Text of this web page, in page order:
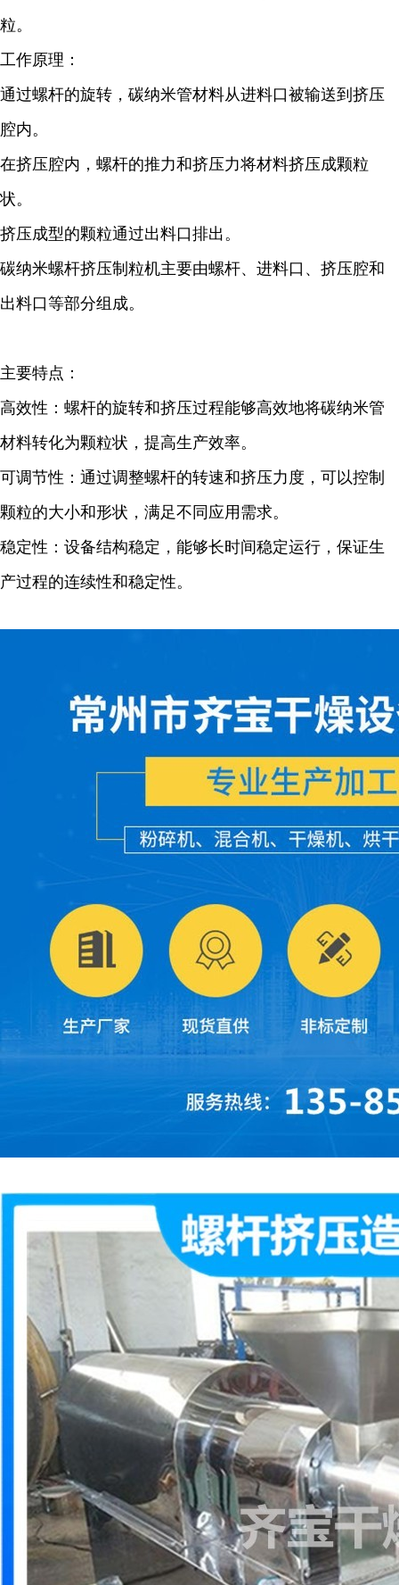
粒。
工作原理：
通过螺杆的旋转，碳纳米管材料从进料口被输送到挤压
腔内。
在挤压腔内，螺杆的推力和挤压力将材料挤压成颗粒
状。
挤压成型的颗粒通过出料口排出。
碳纳米螺杆挤压制粒机主要由螺杆、进料口、挤压腔和
出料口等部分组成。
主要特点：
高效性：螺杆的旋转和挤压过程能够高效地将碳纳米管
材料转化为颗粒状，提高生产效率。
可调节性：通过调整螺杆的转速和挤压力度，可以控制
颗粒的大小和形状，满足不同应用需求。
稳定性：设备结构稳定，能够长时间稳定运行，保证生
产过程的连续性和稳定性。